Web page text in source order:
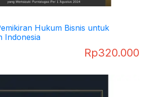
Hukum Bisnis untuk
Indonesia
Rp320.000